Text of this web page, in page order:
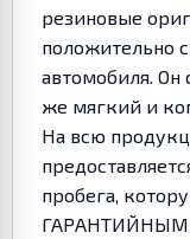
резиновые
положительно
автомобиля. Он
же мягкий и
На всю
пробега,
ГАРАНТИЙНЫМ